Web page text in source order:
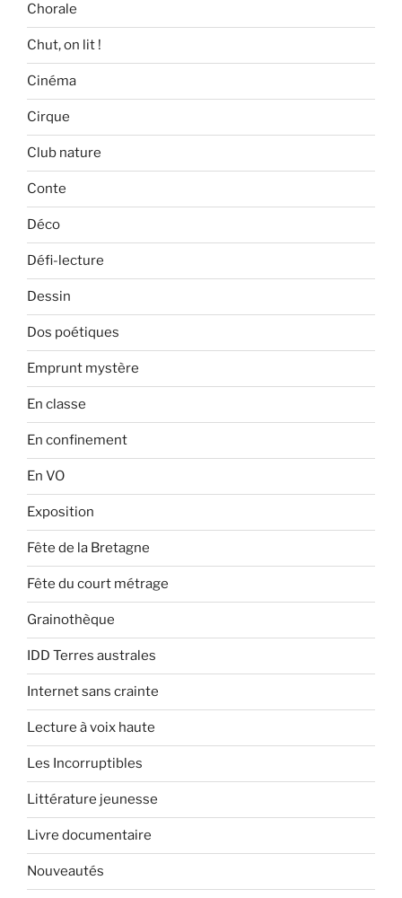
Chorale
Chut, on lit !
Cinéma
Cirque
Club nature
Conte
Déco
Défi-lecture
Dessin
Dos poétiques
Emprunt mystère
En classe
En confinement
En VO
Exposition
Fête de la Bretagne
Fête du court métrage
Grainothèque
IDD Terres australes
Internet sans crainte
Lecture à voix haute
Les Incorruptibles
Littérature jeunesse
Livre documentaire
Nouveautés